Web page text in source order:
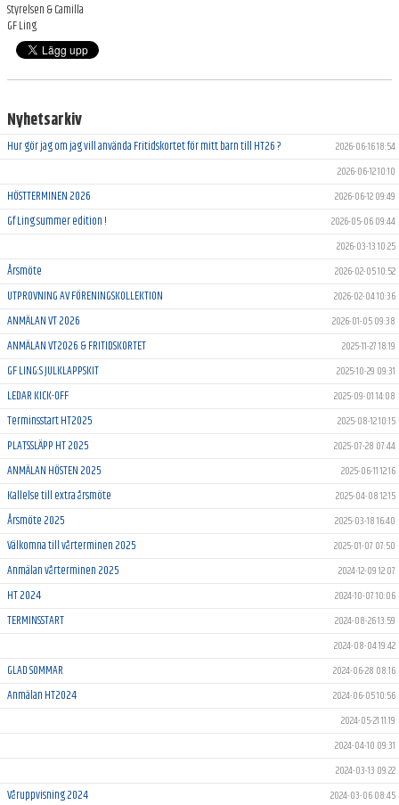
Styrelsen & Camilla
GF Ling
Nyhetsarkiv
Hur gör jag om jag vill använda Fritidskortet för mitt barn till HT26 ?
2026-06-16 18:54
2026-06-12 10:10
HÖSTTERMINEN 2026 2026-06-12 09:49
Gf Ling summer edition !
2026-05-06 09:44
2026-03-13 10:25
Årsmöte 2026-02-05 10:52
UTPROVNING AV FÖRENINGSKOLLEKTION 2026-02-04 10:36
ANMÄLAN VT 2026 2026-01-05 09:38
ANMÄLAN VT2026 & FRITIDSKORTET 2025-11-27 18:19
GF LING:S JULKLAPPSKIT 2025-10-29 09:31
LEDAR KICK-OFF 2025-09-01 14:08
Terminsstart HT2025 2025-08-12 10:15
PLATSSLÄPP HT 2025 2025-07-28 07:44
ANMÄLAN HÖSTEN 2025 2025-06-11 12:16
Kallelse till extra årsmöte 2025-04-08 12:15
Årsmöte 2025 2025-03-18 16:40
Välkomna till vårterminen 2025 2025-01-07 07:50
Anmälan vårterminen 2025 2024-12-09 12:07
HT 2024 2024-10-07 10:06
TERMINSSTART
2024-08-26 13:59
2024-08-04 19:42
GLAD SOMMAR 2024-06-28 08:16
Anmälan HT2024
2024-06-05 10:56
2024-05-21 11:19
2024-04-10 09:31
2024-03-13 09:22
Våruppvisning 2024 2024-03-06 08:45